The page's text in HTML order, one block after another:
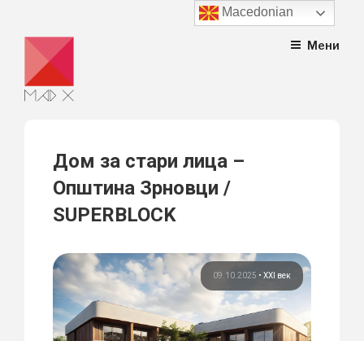
content
Мени
Дом за стари лица –
Општина Зрновци /
SUPERBLOCK
09.10.2025 • XXI век
Macedonian